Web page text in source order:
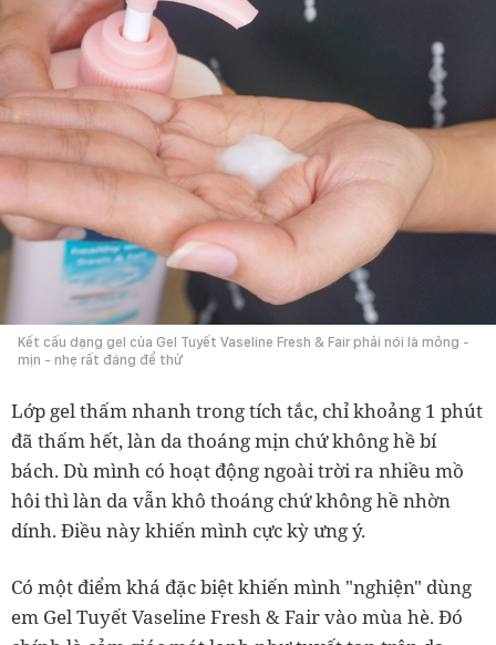
Kết cấu dạng gel của Gel Tuyết Vaseline Fresh & Fair phải nói là mỏng -
mịn - nhẹ rất đáng để thử
Lớp gel thấm nhanh trong tích tắc, chỉ khoảng 1 phút
đã thấm hết, làn da thoáng mịn chứ không hề bí
bách. Dù mình có hoạt động ngoài trời ra nhiều mồ
hôi thì làn da vẫn khô thoáng chứ không hề nhờn
dính. Điều này khiến mình cực kỳ ưng ý.
Có một điểm khá đặc biệt khiến mình "nghiện" dùng
em Gel Tuyết Vaseline Fresh & Fair vào mùa hè. Đó